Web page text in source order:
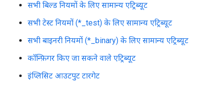
सभी बिल्ड नियमों के लिए सामान्य एट्रिब्यूट
सभी टेस्ट नियमों (*_test) के लिए सामान्य एट्रिब्यूट
सभी बाइनरी नियमों (*_binary) के लिए सामान्य एट्रिब्यूट
कॉन्फ़िगर किए जा सकने वाले एट्रिब्यूट
इंप्लिसिट आउटपुट टारगेट